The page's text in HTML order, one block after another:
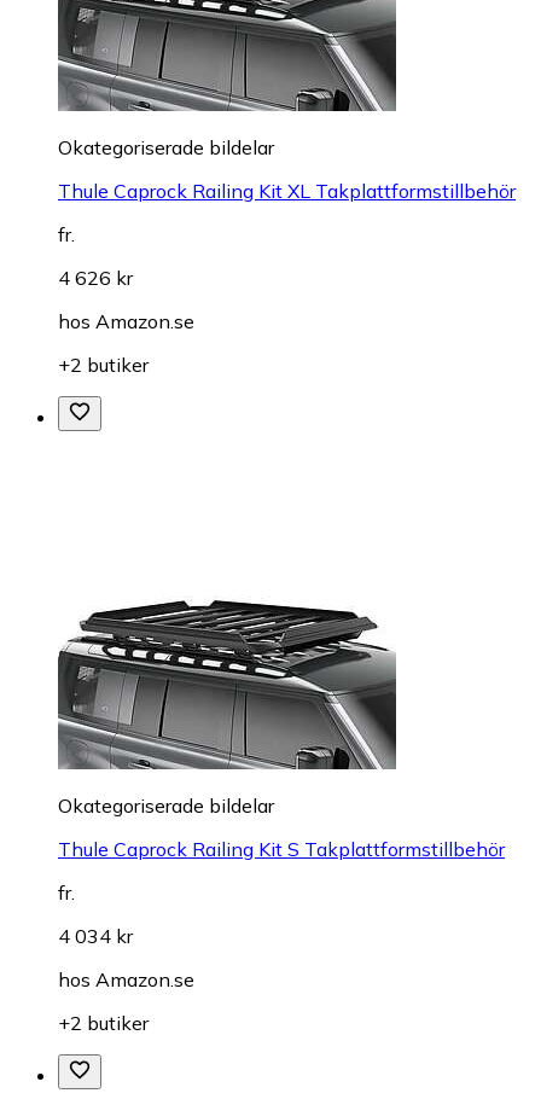
Okategoriserade bildelar
Thule Caprock Railing Kit XL Takplattformstillbehör
fr.
4 626 kr
hos Amazon.se
+2 butiker
Okategoriserade bildelar
Thule Caprock Railing Kit S Takplattformstillbehör
fr.
4 034 kr
hos Amazon.se
+2 butiker